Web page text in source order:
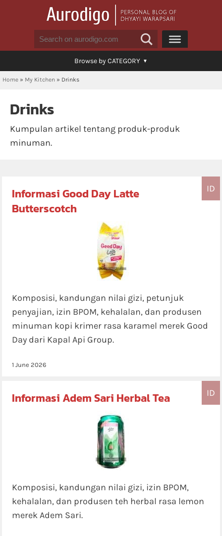
Browse by CATEGORY
Home » My Kitchen » Drinks
Drinks
Kumpulan artikel tentang produk-produk
minuman.
ID
Informasi Good Day Latte
Butterscotch
Komposisi, kandungan nilai gizi, petunjuk
penyajian, izin BPOM, kehalalan, dan produsen
minuman kopi krimer rasa karamel merek Good
Day dari Kapal Api Group.
1 June 2026
ID
Informasi Adem Sari Herbal Tea
Komposisi, kandungan nilai gizi, izin BPOM,
kehalalan, dan produsen teh herbal rasa lemon
merek Adem Sari.